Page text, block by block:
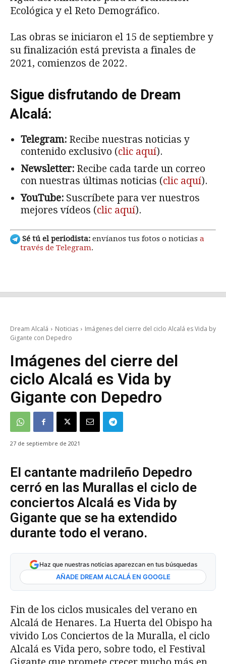
Ecológica y el Reto Demográfico.
Las obras se iniciaron el 15 de septiembre y
su finalización está prevista a finales de
2021, comienzos de 2022.
Sigue disfrutando de Dream
Alcalá:
Telegram: Recibe nuestras noticias y
contenido exclusivo (clic aquí).
Newsletter: Recibe cada tarde un correo
con nuestras últimas noticias (clic aquí).
YouTube: Suscríbete para ver nuestros
mejores vídeos (clic aquí).
Sé tú el periodista: envíanos tus fotos o noticias a
través de Telegram.